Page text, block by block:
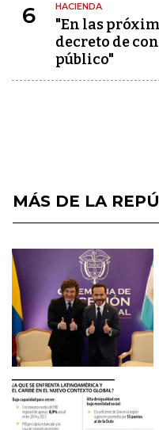
6 HACIENDA
"En las
decreto de
público"
MÁS DE LA